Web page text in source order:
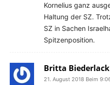
Kornelius ganz
Haltung der SZ.
SZ in Sachen
Spitzenposition.
Britta Biederlack
21. August 2018 Beim